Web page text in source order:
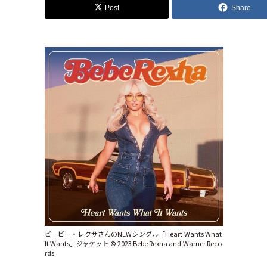
Post Share
ビービー・レクサさんのNEWシングル「Heart Wants What
It Wants」ジャケット ©︎ 2023 Bebe Rexha and Warner Reco
rds